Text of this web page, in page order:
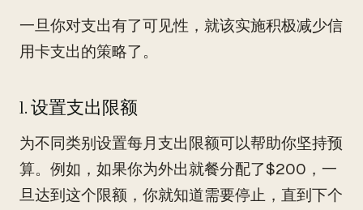
一旦你对支出有了可见性，就该实施积极减少信
用卡支出的策略了。
1. 设置支出限额
为不同类别设置每月支出限额可以帮助你坚持预
算。例如，如果你为外出就餐分配了$200，一
旦达到这个限额，你就知道需要停止，直到下个